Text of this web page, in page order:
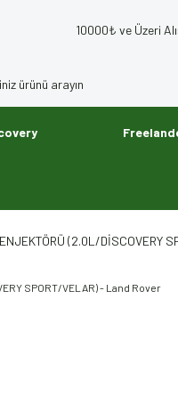
10000₺ ve Üzeri
(2.0L/DİSCOVERY